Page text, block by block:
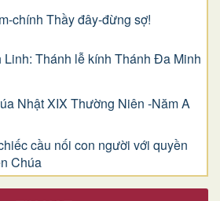
chính Thầy đây-đừng sợ!
Linh: Thánh lễ kính Thánh Đa Minh
Nhật XIX Thường Niên -Năm A
cầu nối con người với quyền
Chúa